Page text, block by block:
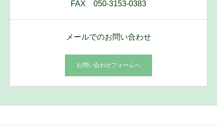
FAX 050-3153-0383
メールでのお問い合わせ
お問い合わせフォームへ